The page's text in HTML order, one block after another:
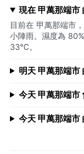
現在 甲萬那端市
目前在 甲萬那端市
小陣雨。濕度為
33°C。
明天 甲萬那端市
今天 甲萬那端市
今天 甲萬那端市